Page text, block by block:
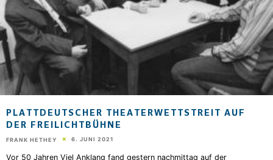
PLATTDEUTSCHER THEATERWETTSTREIT AUF
DER FREILICHTBÜHNE
FRANK HETHEY 6. JUNI 2021
Vor 50 Jahren Viel Anklang fand gestern nachmittag auf der